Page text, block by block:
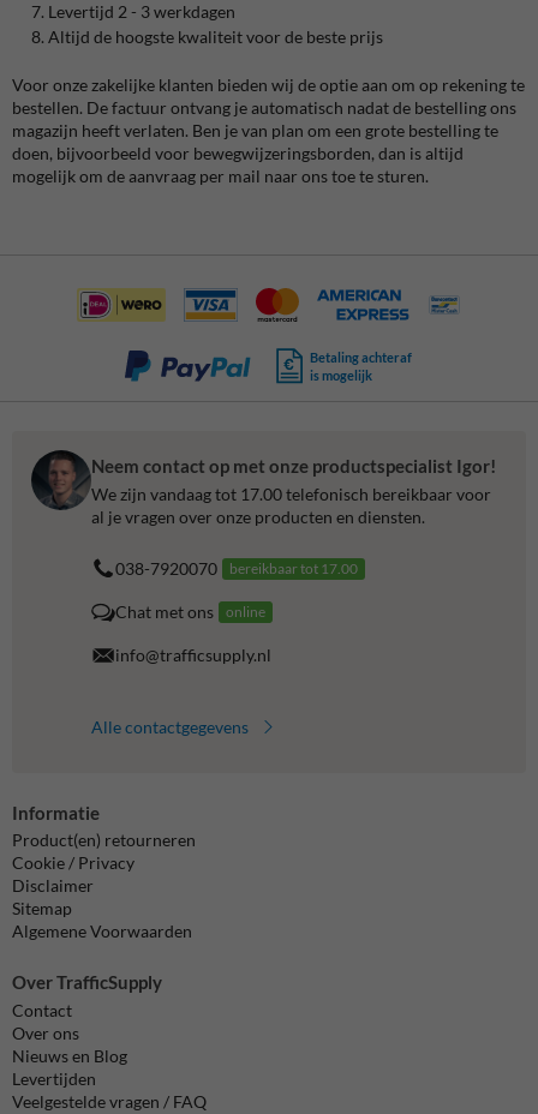
Levertijd 2 - 3 werkdagen
Altijd de hoogste kwaliteit voor de beste prijs
Voor onze zakelijke klanten bieden wij de optie aan om op rekening te
bestellen. De factuur ontvang je automatisch nadat de bestelling ons
magazijn heeft verlaten. Ben je van plan om een grote bestelling te
doen, bijvoorbeeld voor bewegwijzeringsborden, dan is altijd
mogelijk om de aanvraag per mail naar ons toe te sturen.
Betaling achteraf
is mogelijk
Neem contact op met onze productspecialist Igor!
We zijn vandaag tot 17.00 telefonisch bereikbaar voor
al je vragen over onze producten en diensten.
038-7920070 bereikbaar tot 17.00
Chat met ons online
info@trafficsupply.nl
Alle contactgegevens
Informatie
Product(en) retourneren
Cookie / Privacy
Disclaimer
Sitemap
Algemene Voorwaarden
Over TrafficSupply
Contact
Over ons
Nieuws en Blog
Levertijden
Veelgestelde vragen / FAQ